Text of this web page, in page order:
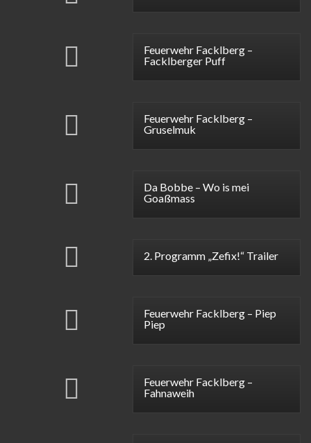
Feuerwehr Facklberg –
Facklberger Puff
Feuerwehr Facklberg –
Gruselmuk
Da Bobbe – Wo is mei
Goaßmass
2. Programm „Zefix!“ Trailer
Feuerwehr Facklberg – Piep
Piep
Feuerwehr Facklberg –
Fahnaweih